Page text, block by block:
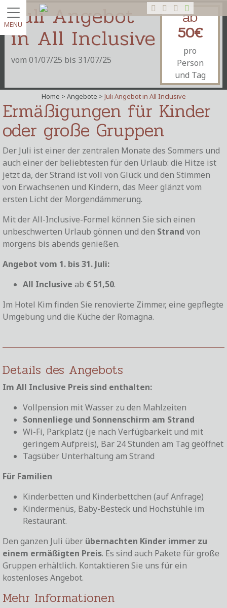
MENU
Juli Angebot
in All Inclusive
vom 01/07/25 bis 31/07/25
ab
50€
pro
Person
und Tag
Home > Angebote > Juli Angebot in All Inclusive
Ermäßigungen für Kinder
oder große Gruppen
Der Juli ist einer der zentralen Monate des Sommers und
auch einer der beliebtesten für den Urlaub: die Hitze ist
jetzt da, der Strand ist voll von Glück und den Stimmen
von Erwachsenen und Kindern, das Meer glänzt vom
ersten Licht der Morgendämmerung.
Mit der All-Inclusive-Formel können Sie sich einen
unbeschwerten Urlaub gönnen und den Strand von
morgens bis abends genießen.
Angebot vom 1. bis 31. Juli:
All Inclusive ab € 51,50.
Im Hotel Kim finden Sie renovierte Zimmer, eine gepflegte
Umgebung und die Küche der Romagna.
Details des Angebots
Im All Inclusive Preis sind enthalten:
Vollpension mit Wasser zu den Mahlzeiten
Sonnenliege und Sonnenschirm am Strand
Wi-Fi, Parkplatz (je nach Verfügbarkeit und mit
geringem Aufpreis), Bar 24 Stunden am Tag geöffnet
Tagsüber Unterhaltung am Strand
Für Familien
Kinderbetten und Kinderbettchen (auf Anfrage)
Kindermenüs, Baby-Besteck und Hochstühle im
Restaurant.
Den ganzen Juli über übernachten Kinder immer zu
einem ermäßigten Preis. Es sind auch Pakete für große
Gruppen erhältlich. Kontaktieren Sie uns für ein
kostenloses Angebot.
Mehr Informationen